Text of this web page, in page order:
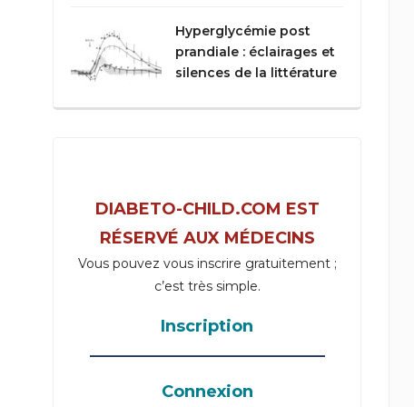
Hyperglycémie post
prandiale : éclairages et
silences de la littérature
DIABETO-CHILD.COM EST
RÉSERVÉ AUX MÉDECINS
Vous pouvez vous inscrire gratuitement ;
c’est très simple.
Inscription
_____________________________________
Connexion